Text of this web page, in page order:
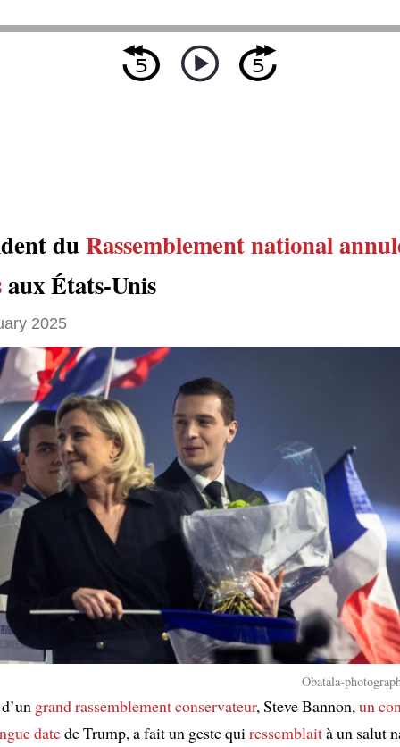
duRassemblement national
aux États-Unis
2025
Obatala-
grand rassemblement conservateur, Steve Bannon, un
datede Trump, a fait un geste qui ressemblaità un salut